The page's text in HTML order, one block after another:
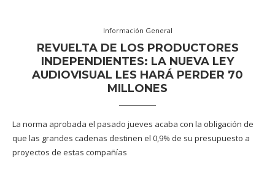
Información General
REVUELTA DE LOS PRODUCTORES
INDEPENDIENTES: LA NUEVA LEY
AUDIOVISUAL LES HARÁ PERDER 70
MILLONES
La norma aprobada el pasado jueves acaba con la obligación de
que las grandes cadenas destinen el 0,9% de su presupuesto a
proyectos de estas compañías